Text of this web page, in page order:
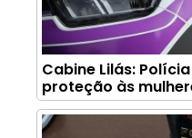
Cabine Lilás:
proteção às